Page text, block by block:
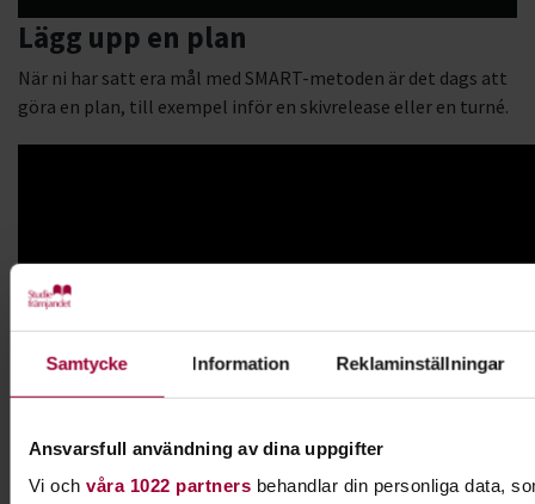
Samtycke Information Reklaminställningar
Ansvarsfull användning av dina uppgifter
Vi och våra 1022 partnersbehandlar din personliga data,
Lägg upp en plan
När ni har satt era mål med SMART-metoden är det dags att
göra en plan, till exempel inför en skivrelease eller en turné.